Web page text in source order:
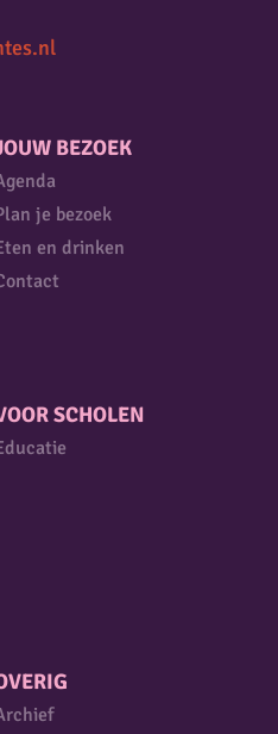
BEZOEK
je bezoek
en drinken
SCHOLEN